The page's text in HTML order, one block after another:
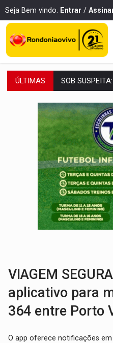
Seja Bem vindo. Entrar /
ÚLTIMAS ARTIGO:Reter até
DO HOSPITAL
EXPANSÃO:
ROTA GLOBAL:
CONEXÃO
EXTENSÃO DE
VARIANDO O
PREJUÍZO
VIAGEM
aplicativo para
364 entre Porto
O app oferece notificações